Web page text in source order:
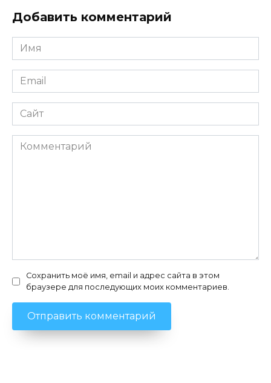
Добавить комментарий
Имя
*
Email
*
Сайт
Комментарий
Сохранить моё имя, email и адрес сайта в этом
браузере для последующих моих комментариев.